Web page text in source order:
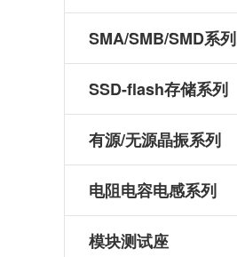
SMA/SMB/SMD系列
SSD-flash存储系列
有源/无源晶振系列
电阻电容电感系列
模块测试座